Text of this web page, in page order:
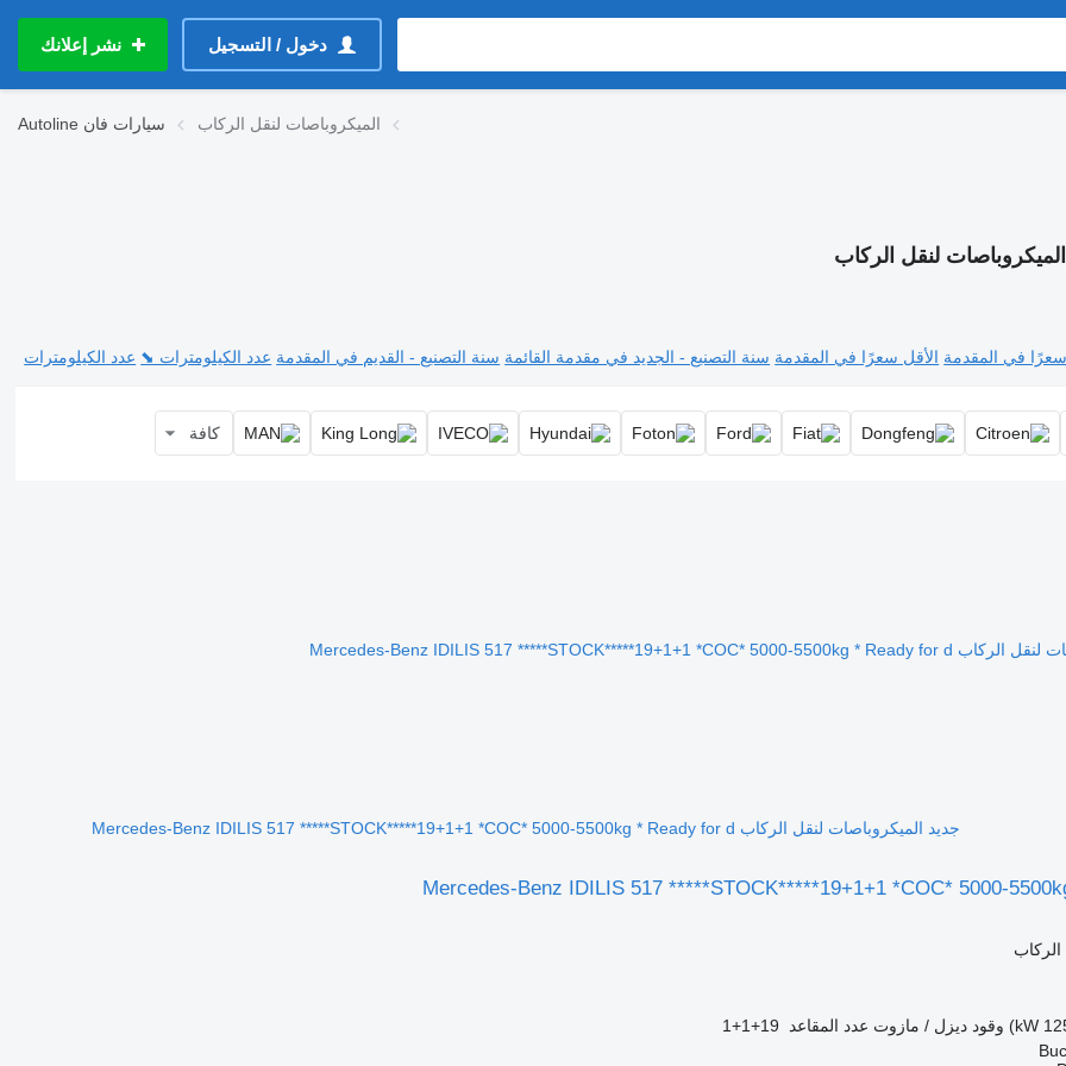
دخول / التسجيل نشر إعلانك
Autoline سيارات فان الميكروباصات لنقل الركاب
الميكروباصات لنقل الركاب
سعرًا في المقدمة الأقل سعرًا في المقدمة سنة التصنيع - الجديد في مقدمة القائمة سنة التصنيع - القديم في المقدمة عدد الكيلومترات ⬊ عدد الكيلومترات
كافة
جديد الميكروباصات لنقل الركاب Mercedes-Benz IDILIS 517 *****STOCK*****19+1+1 *COC* 5000-5500kg * Ready for d
Mercedes-Benz IDILIS 517 *****STOCK*****19+1+1 *COC* 5000-
الركاب
وقود ديزل / مازوت عدد المقاعد
19+1+1